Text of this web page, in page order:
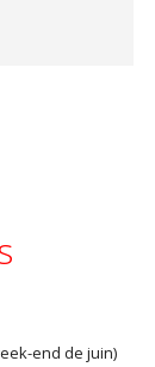
end de juin)